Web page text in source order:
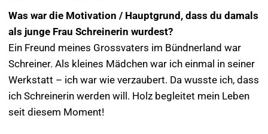
Was war die Motivation / Hauptgrund, dass du damals
als junge Frau Schreinerin wurdest?
Ein Freund meines Grossvaters im Bündnerland war
Schreiner. Als kleines Mädchen war ich einmal in seiner
Werkstatt – ich war wie verzaubert. Da wusste ich, dass
ich Schreinerin werden will. Holz begleitet mein Leben
seit diesem Moment!